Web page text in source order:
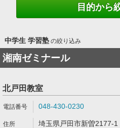
目的から
中学生 学習塾の絞り込み
湘南ゼミナール
北戸田教室
048-430-0230
埼玉県戸田市新曽2177-